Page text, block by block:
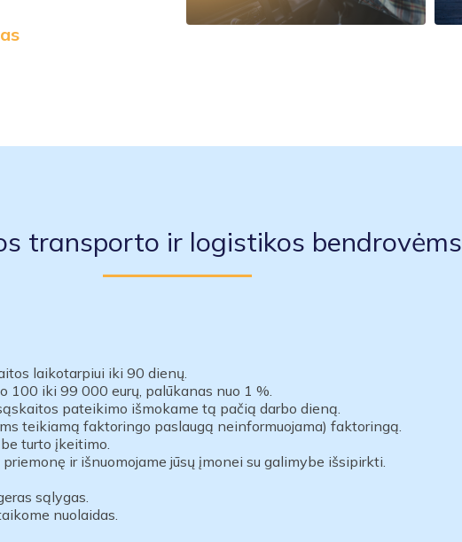
transporto ir logistikos bendrovėms
laikotarpiui iki 90 dienų.
100 iki 99 000 eurų, palūkanas nuo 1 %.
pateikimo išmokame tą pačią darbo dieną.
teikiamą faktoringo paslaugą neinformuojama) faktoringą.
turto įkeitimo.
ir išnuomojame jūsų įmonei su galimybe išsipirkti.
sąlygas.
nuolaidas.